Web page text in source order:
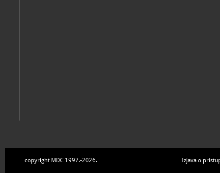
copyright MDC 1997.-2026. Izjava o